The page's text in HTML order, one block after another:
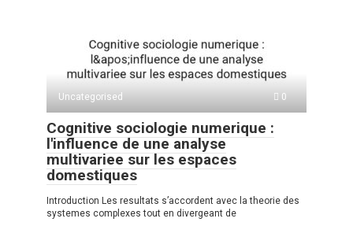
Uncategorised 0
Cognitive sociologie numerique :
l'influence de une analyse
multivariee sur les espaces
domestiques
Introduction Les resultats s’accordent avec la theorie des
systemes complexes tout en divergeant de